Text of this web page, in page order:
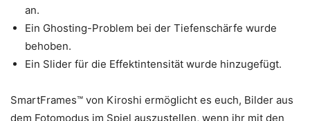
an.
Ein Ghosting-Problem bei der Tiefenschärfe wurde
behoben.
Ein Slider für die Effektintensität wurde hinzugefügt.
SmartFrames™ von Kiroshi ermöglicht es euch, Bilder aus
dem Fotomodus im Spiel auszustellen, wenn ihr mit den